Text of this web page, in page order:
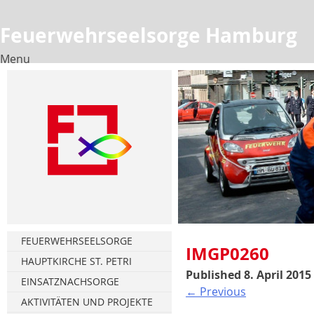
Feuerwehrseelsorge Hamburg
Menu
FEUERWEHRSEELSORGE
HAUPTKIRCHE ST. PETRI
Florianstag
Türmerstube
EINSATZNACHSORGE
Gesprächsnachsorge
AKTIVITÄTEN UND PROJEKTE
IMGP0260
Published 8. April 2015
← Previous